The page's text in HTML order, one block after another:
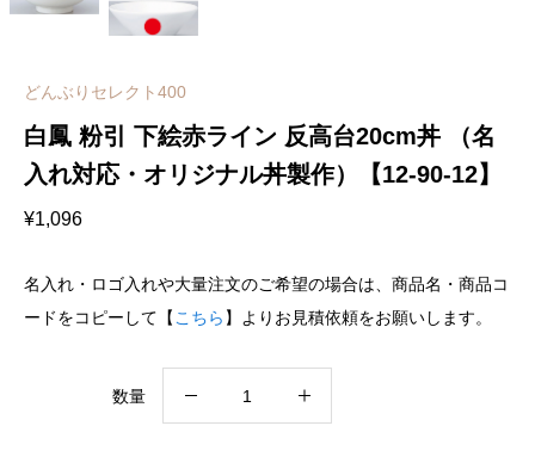
どんぶりセレクト400
白鳳 粉引 下絵赤ライン 反高台20cm丼 （名
入れ対応・オリジナル丼製作）【12-90-12】
¥1,096
名入れ・ロゴ入れや大量注文のご希望の場合は、商品名・商品コ
ードをコピーして【 こちら 】よりお見積依頼をお願いします。
数量